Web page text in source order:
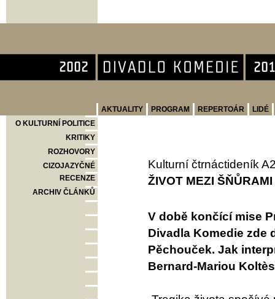
AKTUALITY PROGRAM REPERTOÁR
LIDÉ
O KULTURNÍ POLITICE
KRITIKY
ROZHOVORY
CIZOJAZYČNÉ
RECENZE
ARCHIV ČLÁNKŮ
Kulturní čtrnáctideník
ŽIVOT MEZI
V době končící mise
Divadla Komedie zde
Pěchouček. Jak
Bernard-Mariou